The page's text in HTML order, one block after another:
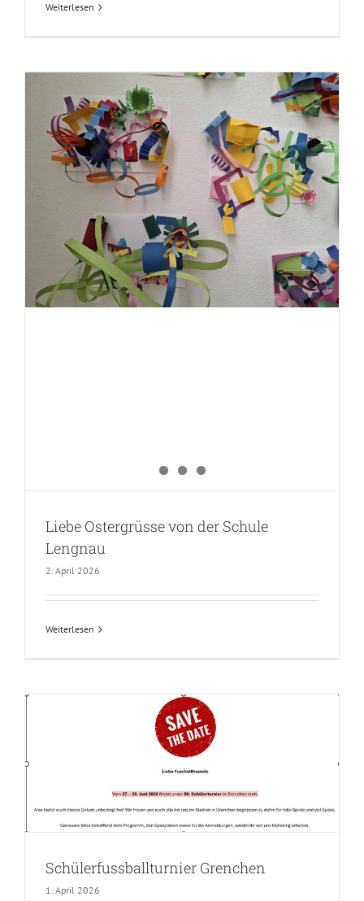
Weiterlesen
Liebe Ostergrüsse von der Schule
Lengnau
2. April 2026
Weiterlesen
Schülerfussballturnier Grenchen
1. April 2026